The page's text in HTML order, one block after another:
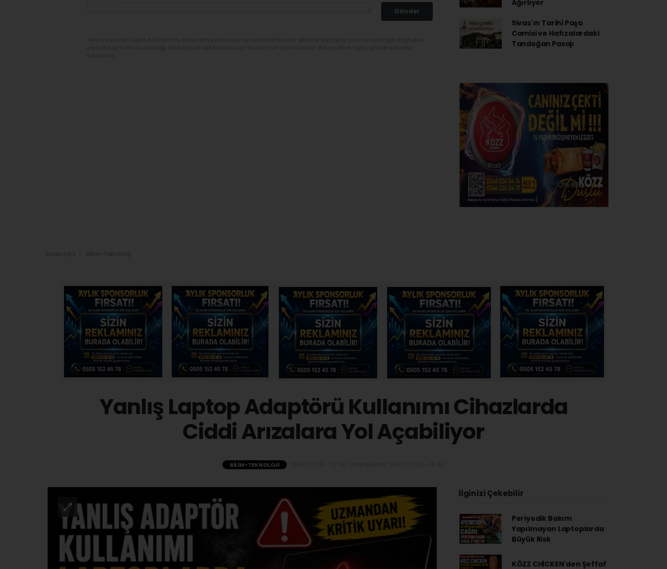
Gönder
Ağırlıyor
Sivas'ın Tarihi Paşa
Camisi ve Hafızalardaki
Tandoğan Pasajı
Yanlış Laptop Adaptörü Kullanımı Cihazlarda
Ciddi Arızalara Yol Açabiliyor
BILIM-TEKNOLOJI
İlginizi Çekebilir
Periyodik Bakım
Yapılmayan Laptoplarda
Büyük Risk
KÖZZ CHİCKEN'den Şeffaf